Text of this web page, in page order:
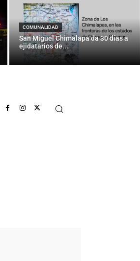
COMUNALIDAD
San Miguel Chimalapa da 30 días a
ejidatarios de...